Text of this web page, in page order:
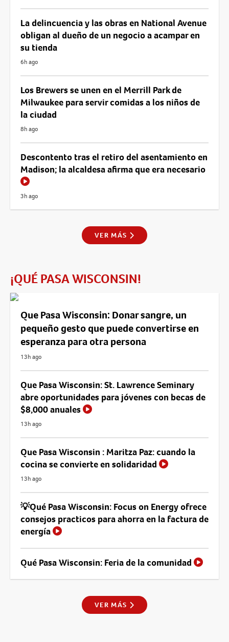
La delincuencia y las obras en National Avenue
obligan al dueño de un negocio a acampar en
su tienda
6h ago
Los Brewers se unen en el Merrill Park de
Milwaukee para servir comidas a los niños de
la ciudad
8h ago
Descontento tras el retiro del asentamiento en
Madison; la alcaldesa afirma que era necesario
3h ago
VER MÁS
¡QUÉ PASA WISCONSIN!
Que Pasa Wisconsin: Donar sangre, un
pequeño gesto que puede convertirse en
esperanza para otra persona
13h ago
Que Pasa Wisconsin: St. Lawrence Seminary
abre oportunidades para jóvenes con becas de
$8,000 anuales
13h ago
Que Pasa Wisconsin : Maritza Paz: cuando la
cocina se convierte en solidaridad
13h ago
💡Qué Pasa Wisconsin: Focus on Energy ofrece
consejos practicos para ahorra en la factura de
energía
Qué Pasa Wisconsin: Feria de la comunidad
VER MÁS